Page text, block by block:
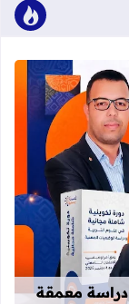
عن دورة تكوينية
دراسة معمقة